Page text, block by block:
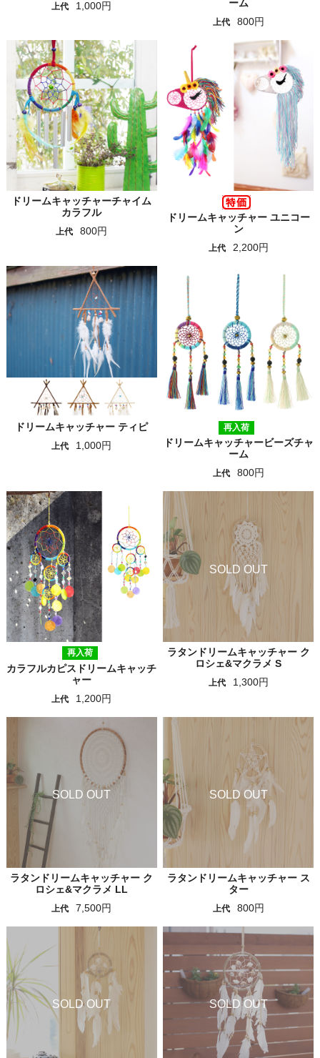
上代 1,000円
ーム
上代 800円
ドリームキャッチャーチャイム
カラフル
上代 800円
ドリームキャッチャー ユニコー
ン
上代 2,200円
ドリームキャッチャー ティピ
上代 1,000円
再入荷
ドリームキャッチャービーズチャ
ーム
上代 800円
再入荷
カラフルカピスドリームキャッチ
ャー
上代 1,200円
ラタンドリームキャッチャー ク
ロシェ&マクラメ S
上代 1,300円
ラタンドリームキャッチャー ク
ロシェ&マクラメ LL
上代 7,500円
ラタンドリームキャッチャー ス
ター
上代 800円